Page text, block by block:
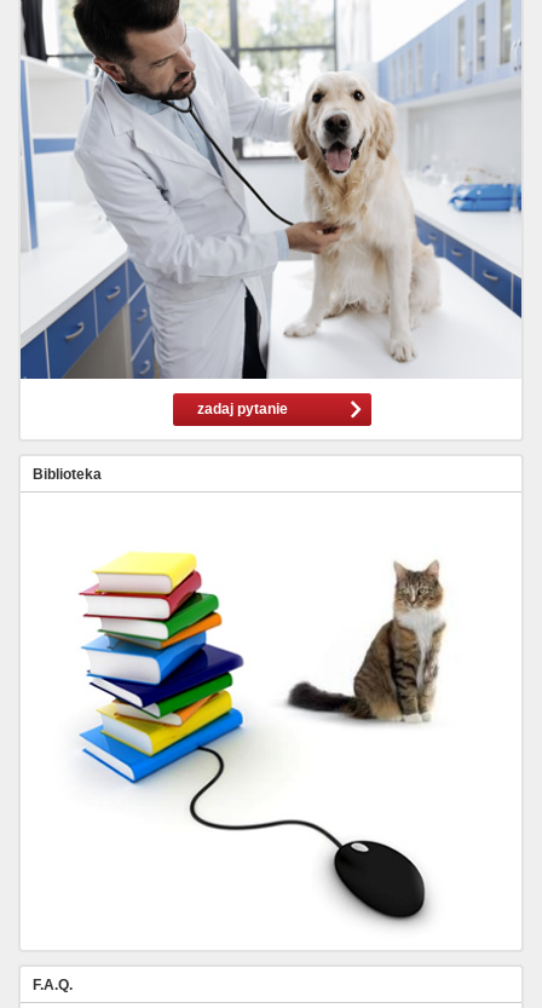
zadaj pytanie
Biblioteka
F.A.Q.